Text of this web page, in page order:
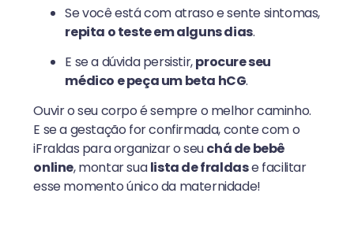
Se você está com atraso e sente sintomas,
repita o teste em alguns dias.
E se a dúvida persistir,procure seu
médico e peça um beta hCG.
Ouvir o seu corpo é sempre o melhor caminho.
E se a gestação for confirmada, conte com o
iFraldas para organizar o seuchá de bebê
online, montar sualista de fraldase facilitar
esse momento único da maternidade!